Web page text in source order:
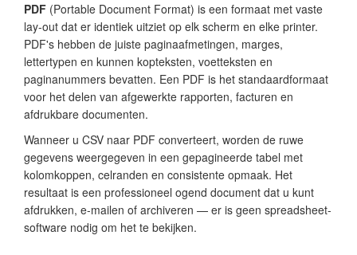
PDF (Portable Document Format) is een formaat met vaste
lay-out dat er identiek uitziet op elk scherm en elke printer.
PDF's hebben de juiste paginaafmetingen, marges,
lettertypen en kunnen kopteksten, voetteksten en
paginanummers bevatten. Een PDF is het standaardformaat
voor het delen van afgewerkte rapporten, facturen en
afdrukbare documenten.
Wanneer u CSV naar PDF converteert, worden de ruwe
gegevens weergegeven in een gepagineerde tabel met
kolomkoppen, celranden en consistente opmaak. Het
resultaat is een professioneel ogend document dat u kunt
afdrukken, e-mailen of archiveren — er is geen spreadsheet-
software nodig om het te bekijken.